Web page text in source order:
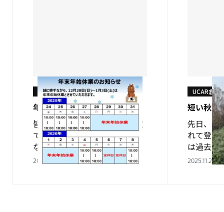
年末年始のお知らせ
UCAR倉敷
皆さんこんにちは。 UCAR倉敷
です。 2025年もあとわずかと
なりました。 2026年もよろし
くお願い致します！ 12月28日
2025.12.21
短い秋を
UCAR倉敷
先日、徳
れて登山
は過去に
が、最近
2025.11.27